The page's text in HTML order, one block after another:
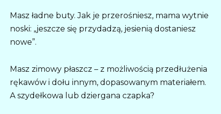
Masz ładne buty. Jak je przerośniesz, mama wytnie
noski: „jeszcze się przydadzą, jesienią dostaniesz
nowe”.
Masz zimowy płaszcz – z możliwością przedłużenia
rękawów i dołu innym, dopasowanym materiałem.
A szydełkowa lub dziergana czapka?